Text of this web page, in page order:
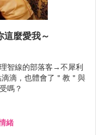
這麼愛我～
智線的部落客→不犀利
滴，也體會了＂教＂與
嗎？
緒